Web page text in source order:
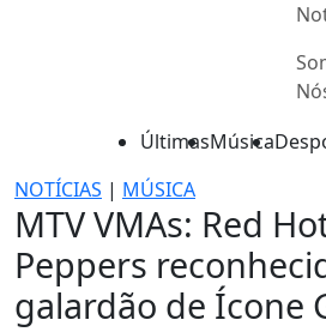
ÚltimasMúsica
NOTÍCIAS | MÚSICA
MTV VMAs: Red
Peppers
galardão de Ícone